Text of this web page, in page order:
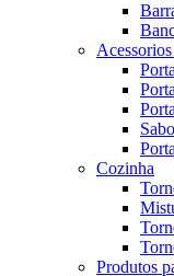
Cozinha
Produtos